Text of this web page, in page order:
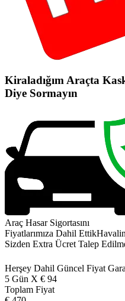
Kiraladığım Araçta
Diye Sormayın
Araç Hasar Sigortasını
Fiyatlarımıza Dahil Ettik
Sizden Extra Ücret Talep
Herşey Dahil Güncel Fiyat
5 Gün X € 94
Toplam Fiyat